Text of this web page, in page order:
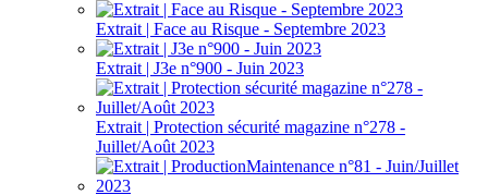
Extrait | Face au Risque - Septembre 2023
Extrait | J3e n°900 - Juin 2023
Extrait | Protection sécurité magazine n°278 -
Juillet/Août 2023